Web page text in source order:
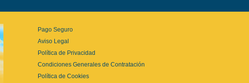
Pago Seguro
Aviso Legal
Política de Privacidad
Condiciones Generales de Contratación
Política de Cookies